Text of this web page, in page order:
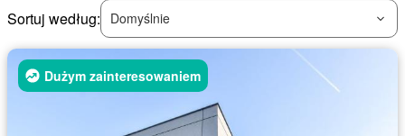
Sortuj według:
Domyślnie
Dużym zainteresowaniem